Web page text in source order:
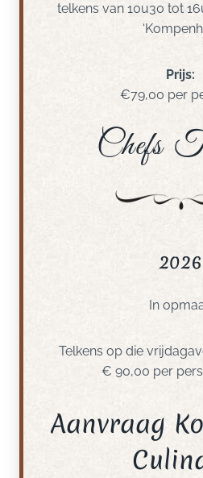
telkens van 10u30 tot
Prijs:
€79,00 per
Chefs
2026
In
Telkens op die
€ 90,00 per
Aanvraag